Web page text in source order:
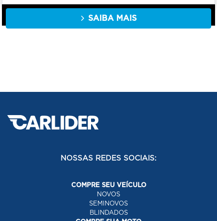
SAIBA MAIS
NOSSAS REDES SOCIAIS:
COMPRE SEU VEÍCULO
NOVOS
SEMINOVOS
BLINDADOS